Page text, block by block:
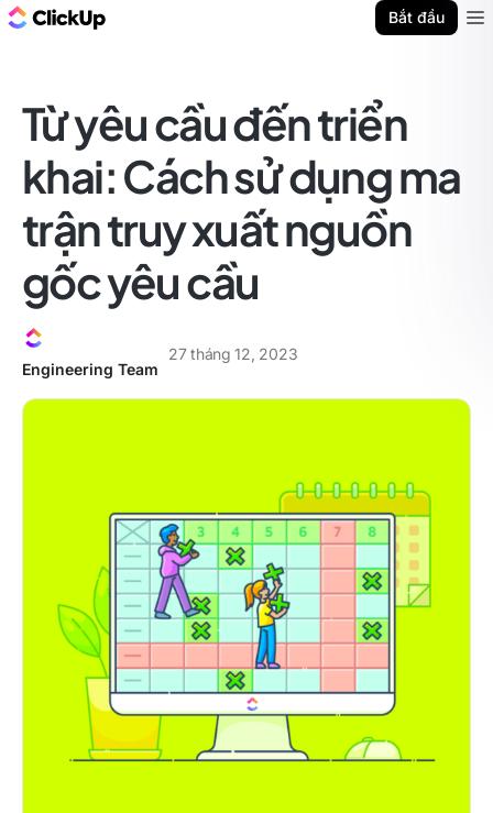
Bắt đầu
Từ yêu cầu đến triển
khai: Cách sử dụng ma
trận truy xuất nguồn
gốc yêu cầu
Engineering Team
27 tháng 12, 2023